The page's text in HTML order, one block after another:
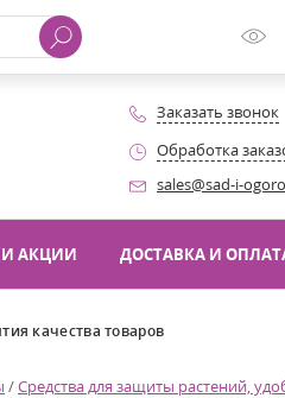
Заказать звонок
Обработка
sales@sad-i-
АКЦИИ ДОСТАВКА И
качества товаров
/Средства для защиты растений,